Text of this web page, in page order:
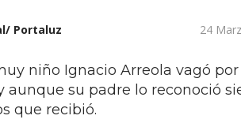
Portaluz 24
niño Ignacio Arreola vagó
aunque su padre lo reconoció
que recibió.